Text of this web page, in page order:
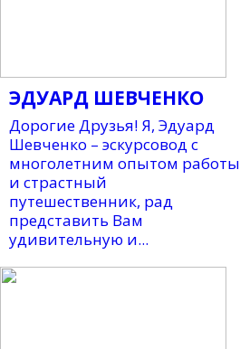
ЭДУАРД ШЕВЧЕНКО
Дорогие Друзья! Я, Эдуард
Шевченко – эскурсовод с
многолетним опытом работы
и страстный
путешественник, рад
представить Вам
удивительную и...